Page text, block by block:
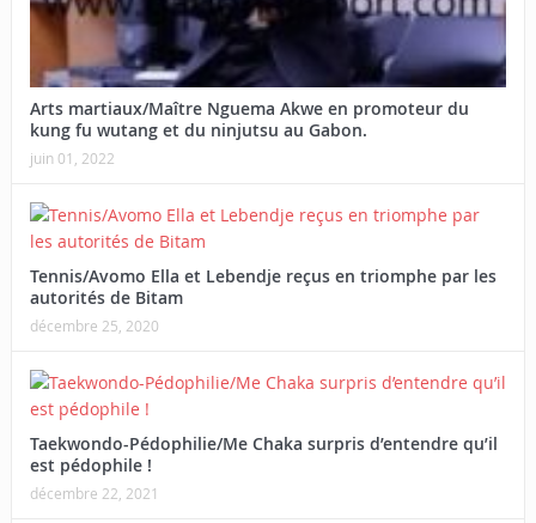
Arts martiaux/Maître Nguema Akwe en promoteur du
kung fu wutang et du ninjutsu au Gabon.
juin 01, 2022
Tennis/Avomo Ella et Lebendje reçus en triomphe par les
autorités de Bitam
décembre 25, 2020
Taekwondo-Pédophilie/Me Chaka surpris d’entendre qu’il
est pédophile !
décembre 22, 2021